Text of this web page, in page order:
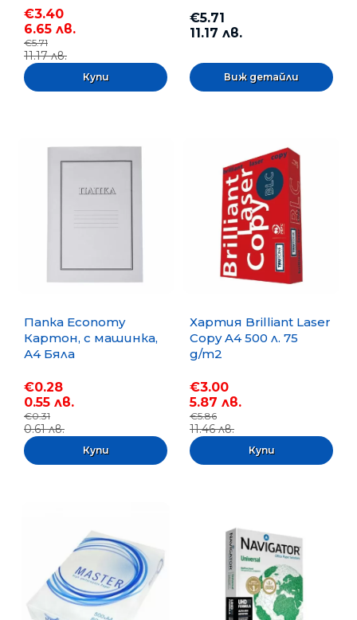
€3.40
6.65 лв.
€5.71
11.17 лв.
€5.71
11.17 лв.
Виж детайли
Папка Economy
Картон, с машинка,
А4 Бяла
€0.28
0.55 лв.
€0.31
0.61 лв.
Хартия Brilliant Laser
Copy A4 500 л. 75
g/m2
€3.00
5.87 лв.
€5.86
11.46 лв.